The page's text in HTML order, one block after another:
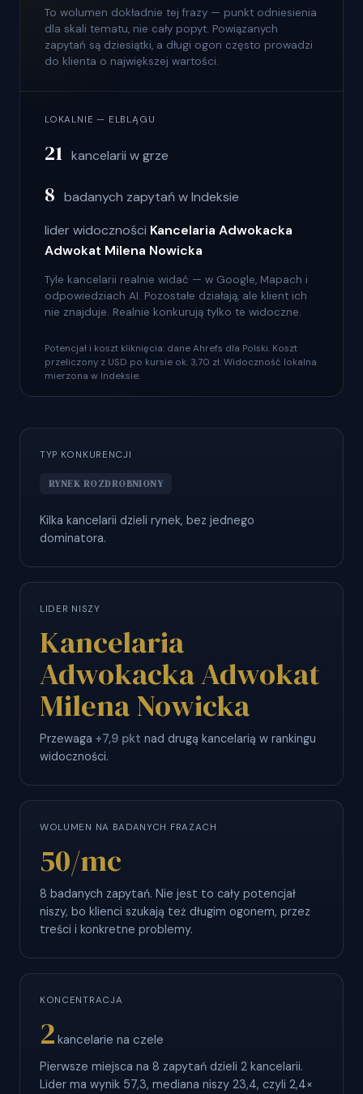
To wolumen dokładnie tej frazy — punkt odniesienia
dla skali tematu, nie cały popyt. Powiązanych
zapytań są dziesiątki, a długi ogon często prowadzi
do klienta o największej wartości.
LOKALNIE — ELBLĄGU
21 kancelarii w grze
8 badanych zapytań w Indeksie
lider widoczności Kancelaria Adwokacka
Adwokat Milena Nowicka
Tyle kancelarii realnie widać — w Google, Mapach i
odpowiedziach AI. Pozostałe działają, ale klient ich
nie znajduje. Realnie konkurują tylko te widoczne.
Potencjał i koszt kliknięcia: dane Ahrefs dla Polski. Koszt
przeliczony z USD po kursie ok. 3,70 zł. Widoczność lokalna
mierzona w Indeksie.
TYP KONKURENCJI
RYNEK ROZDROBNIONY
Kilka kancelarii dzieli rynek, bez jednego
dominatora.
LIDER NISZY
Kancelaria
Adwokacka Adwokat
Milena Nowicka
Przewaga +7,9 pkt nad drugą kancelarią w rankingu
widoczności.
WOLUMEN NA BADANYCH FRAZACH
50/mc
8 badanych zapytań. Nie jest to cały potencjał
niszy, bo klienci szukają też długim ogonem, przez
treści i konkretne problemy.
KONCENTRACJA
2 kancelarie na czele
Pierwsze miejsca na 8 zapytań dzieli 2 kancelarii.
Lider ma wynik 57,3, mediana niszy 23,4, czyli 2,4×